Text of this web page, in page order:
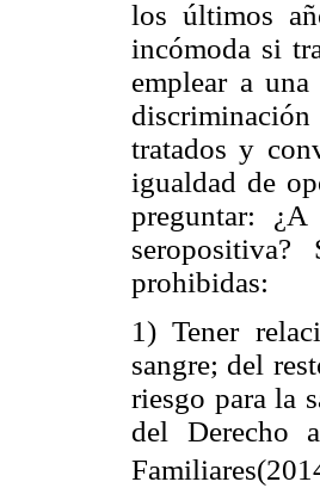
los últimos
incómoda si
emplear a
tratados y
igualdad de
preguntar: ¿A
prohibidas:
1) Tener
sangre; del
riesgo para la
del Derecho